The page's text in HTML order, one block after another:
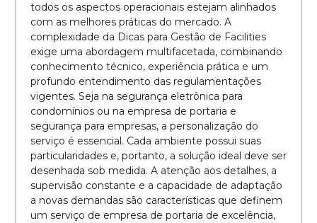
todos os aspectos operacionais estejam alinhados
com as melhores práticas do mercado. A
complexidade da Dicas para Gestão de Facilities
exige uma abordagem multifacetada, combinando
conhecimento técnico, experiência prática e um
profundo entendimento das regulamentações
vigentes. Seja na segurança eletrônica para
condomínios ou na empresa de portaria e
segurança para empresas, a personalização do
serviço é essencial. Cada ambiente possui suas
particularidades e, portanto, a solução ideal deve ser
desenhada sob medida. A atenção aos detalhes, a
supervisão constante e a capacidade de adaptação
a novas demandas são características que definem
um serviço de empresa de portaria de excelência,